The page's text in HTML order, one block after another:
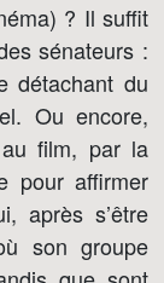
? Il suffit
sénateurs :
détachant du
Ou encore,
film, par la
pour affirmer
après s’être
son groupe